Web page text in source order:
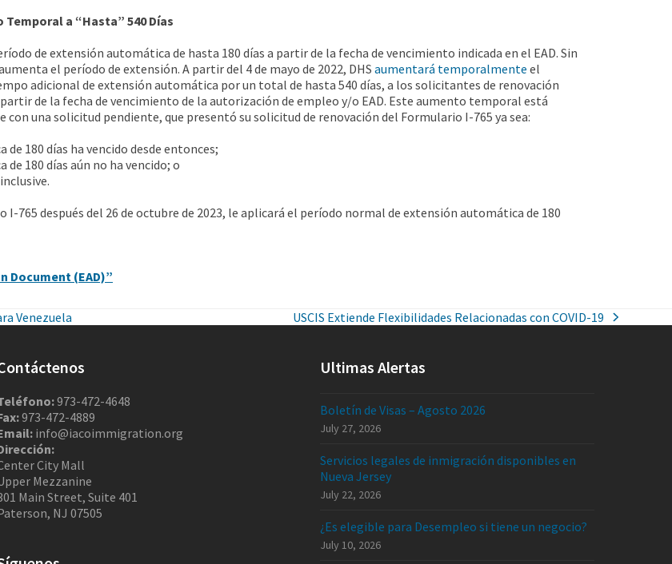
a “Hasta” 540 Días
de extensión automática de hasta 180 días a partir de la fecha de vencimiento indicada en el EAD. Sin
el período de extensión. A partir del 4 de mayo de 2022, DHS aumentará temporalmente el
adicional de extensión automática por un total de hasta 540 días, a los solicitantes de renovación
de la fecha de vencimiento de la autorización de empleo y/o EAD. Este aumento temporal está
una solicitud pendiente, que presentó su solicitud de renovación del Formulario I-765 ya sea:
180 días ha vencido desde entonces;
180 días aún no ha vencido; o
765 después del 26 de octubre de 2023, le aplicará el período normal de extensión automática de 180
Document (EAD)”
Venezuela USCIS Extiende Flexibilidades Relacionadas con COVID-19
973-472-4648
973-472-4889
info@iacoimmigration.org
City Mall
Mezzanine
Main Street, Suite 401
NJ 07505
Ultimas Alertas
Boletín de Visas – Agosto 2026
July 27, 2026
Servicios legales de inmigración disponibles en
Nueva Jersey
July 22, 2026
¿Es elegible para Desempleo si tiene un negocio?
July 10, 2026